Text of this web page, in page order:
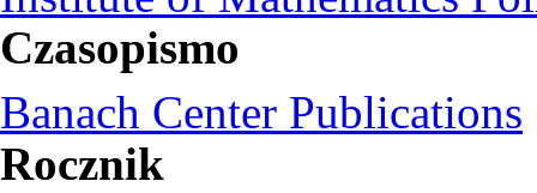
Czasopismo
Banach Center Publications
Rocznik